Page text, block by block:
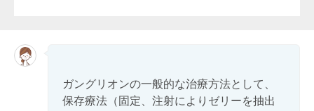
ガングリオンの一般的な治療方法として、
保存療法（固定、注射によりゼリーを抽出